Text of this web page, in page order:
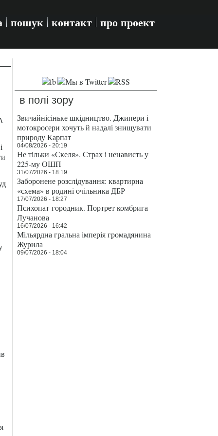
пошук контакт про проект
в полі зору
Звичайнісіньке шкідництво. Джипери і
мотокросери хочуть й надалі знищувати
природу Карпат
04/08/2026 - 20:19
Не тільки «Скеля». Страх і ненависть у
225-му ОШП
31/07/2026 - 18:19
Заборонене розслідування: квартирна
«схема» в родині очільника ДБР
17/07/2026 - 18:27
Психопат-городник. Портрет комбрига
Лучанова
16/07/2026 - 16:42
Мільярдна гральна імперія громадянина
Журила
09/07/2026 - 18:04